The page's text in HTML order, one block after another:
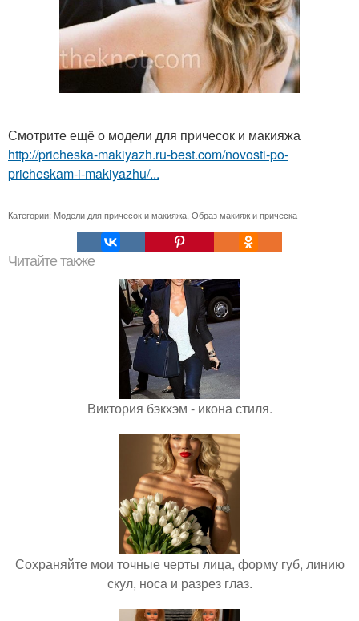
Смотрите ещё о модели для причесок и макияжа
http://pricheska-makiyazh.ru-best.com/novosti-po-
pricheskam-i-makiyazhu/...
Категории: Модели для причесок и макияжа Образ макияж и прическа
Читайте также
Виктория бэкхэм - икона стиля.
Сохраняйте мои точные черты лица, форму губ, линию
скул, носа и разрез глаз.